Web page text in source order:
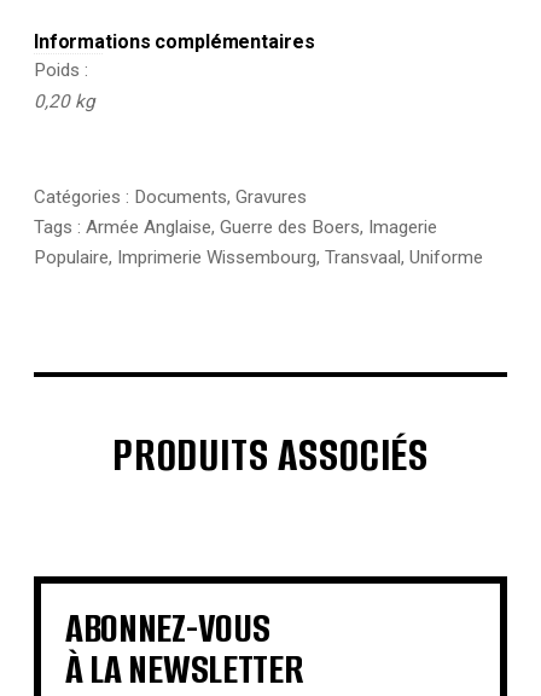
Informations complémentaires
Poids
0,20 kg
Catégories : Documents, Gravures
Tags : Armée Anglaise, Guerre des Boers, Imagerie
Populaire, Imprimerie Wissembourg, Transvaal, Uniforme
PRODUITS ASSOCIÉS
€€
€ €
€ €
ABONNEZ-VOUS
À LA NEWSLETTER